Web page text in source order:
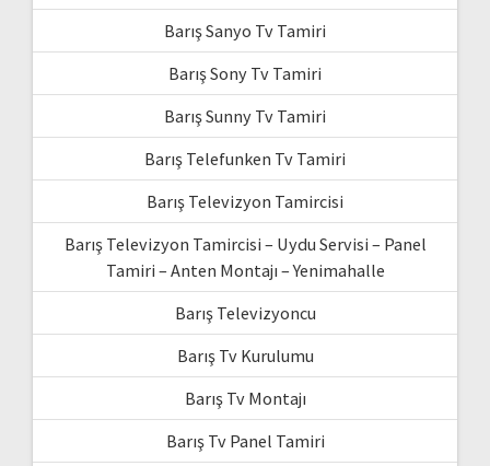
Barış Sanyo Tv Tamiri
Barış Sony Tv Tamiri
Barış Sunny Tv Tamiri
Barış Telefunken Tv Tamiri
Barış Televizyon Tamircisi
Barış Televizyon Tamircisi – Uydu Servisi – Panel
Tamiri – Anten Montajı – Yenimahalle
Barış Televizyoncu
Barış Tv Kurulumu
Barış Tv Montajı
Barış Tv Panel Tamiri